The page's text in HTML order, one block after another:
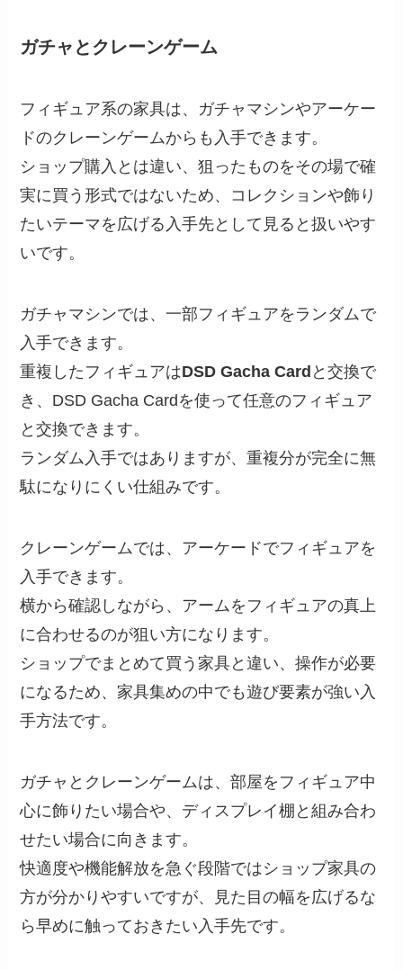
ガチャとクレーンゲーム
フィギュア系の家具は、ガチャマシンやアーケー
ドのクレーンゲームからも入手できます。
ショップ購入とは違い、狙ったものをその場で確
実に買う形式ではないため、コレクションや飾り
たいテーマを広げる入手先として見ると扱いやす
いです。
ガチャマシンでは、一部フィギュアをランダムで
入手できます。
重複したフィギュアはDSD Gacha Card と交換で
き、DSD Gacha Cardを使って任意のフィギュア
と交換できます。
ランダム入手ではありますが、重複分が完全に無
駄になりにくい仕組みです。
クレーンゲームでは、アーケードでフィギュアを
入手できます。
横から確認しながら、アームをフィギュアの真上
に合わせるのが狙い方になります。
ショップでまとめて買う家具と違い、操作が必要
になるため、家具集めの中でも遊び要素が強い入
手方法です。
ガチャとクレーンゲームは、部屋をフィギュア中
心に飾りたい場合や、ディスプレイ棚と組み合わ
せたい場合に向きます。
快適度や機能解放を急ぐ段階ではショップ家具の
方が分かりやすいですが、見た目の幅を広げるな
ら早めに触っておきたい入手先です。